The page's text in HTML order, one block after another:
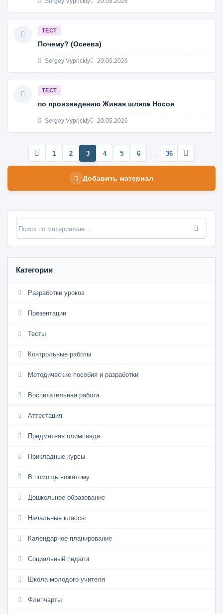
ТЕСТ
Почему? (Осеева)
Sergey Vyprickiy 20.05.2026
ТЕСТ
по произведению Живая шляпа Носов
Sergey Vyprickiy 20.05.2026
1 2 3 4 5 6 36
Добавить материал
Категории
Разработки уроков
Презентации
Тесты
Контрольные работы
Методические пособия и разработки
Воспитательная работа
Аттестация
Предметная олимпиада
Прикладные курсы
В помощь вожатому
Дошкольное образование
Начальные классы
Календарное планирование
Социальный педагог
Школа молодого учителя
Флипчарты